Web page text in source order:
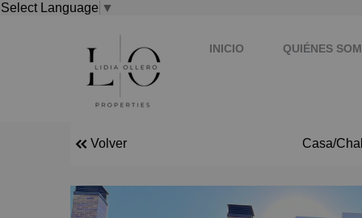
Select Language ▼
INICIO QUIÉNES
Volver Casa/